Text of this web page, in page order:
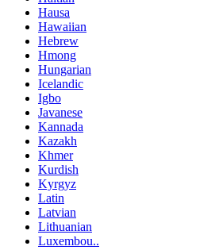
Hausa
Hawaiian
Hebrew
Hmong
Hungarian
Icelandic
Igbo
Javanese
Kannada
Kazakh
Khmer
Kurdish
Kyrgyz
Latin
Latvian
Lithuanian
Luxembou..